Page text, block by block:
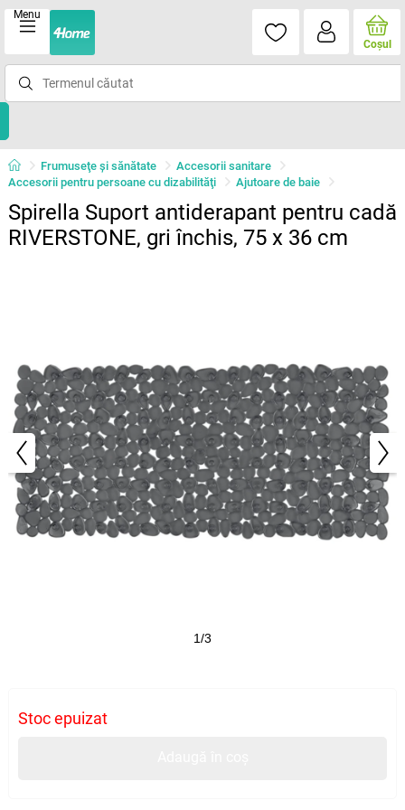
Menu
Coşul
Frumuseţe şi sănătate
Accesorii sanitare
Accesorii pentru persoane cu dizabilităţi
Ajutoare de baie
Spirella Suport antiderapant pentru cadă
RIVERSTONE, gri închis, 75 x 36 cm
1/3
Stoc epuizat